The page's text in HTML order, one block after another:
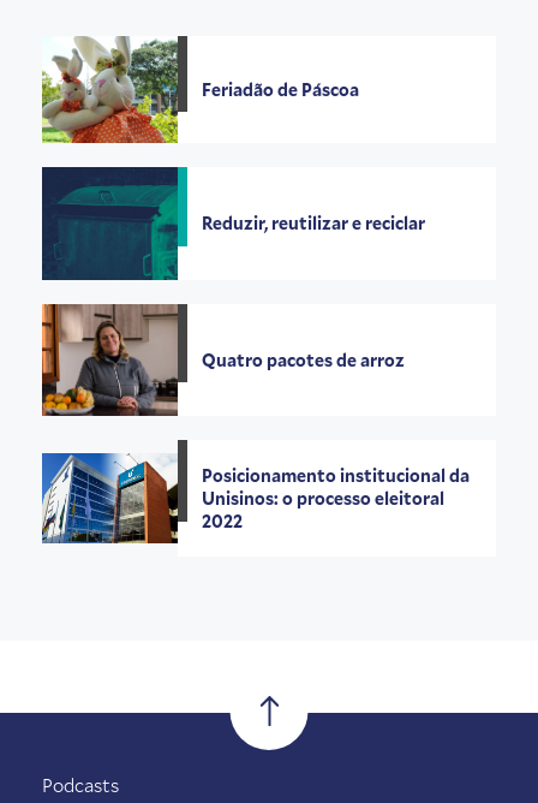
Feriadão de Páscoa
Reduzir, reutilizar e reciclar
Quatro pacotes de arroz
Posicionamento institucional da
Unisinos: o processo eleitoral
2022
Podcasts